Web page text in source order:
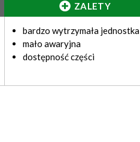
ZALETY
bardzo wytrzymała jednostka
mało awaryjna
dostępność części